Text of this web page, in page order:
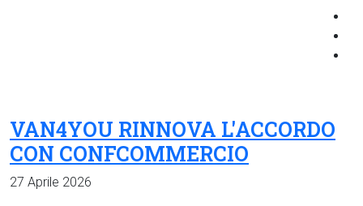
VAN4YOU RINNOVA L'ACCORDO
CON CONFCOMMERCIO
27 Aprile 2026